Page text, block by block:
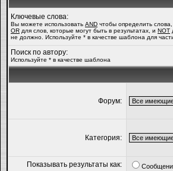
Ключевые слова:
Вы можете использовать AND чтобы определить
OR для слов, которые могут быть в результатах, и NOT
не должно. Используйте * в качестве шаблона для
Поиск по автору:
Используйте * в качестве шаблона
Форум:
Категория:
Показывать результаты как: